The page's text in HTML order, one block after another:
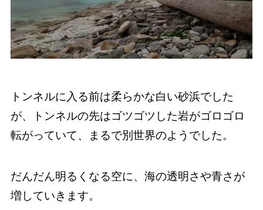
トンネルに入る前は柔らかな白い砂浜でした
が、トンネルの先はゴツゴツした岩がゴロゴロ
転がっていて、まるで別世界のようでした。
だんだん明るくなる空に、海の透明さや青さが
増していきます。